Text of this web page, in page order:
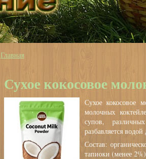
Вы здесь
Главная
Сухое кокосовое
Сухое кокосовое
молочных
супов,
разбавляется
Состав:
тапиоки (менее 2%)